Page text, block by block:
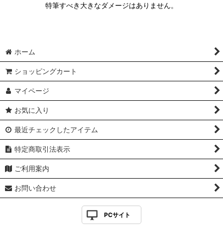
特筆すべき大きなダメージはありません。
ホーム
ショッピングカート
マイページ
お気に入り
最近チェックしたアイテム
特定商取引法表示
ご利用案内
お問い合わせ
PCサイト